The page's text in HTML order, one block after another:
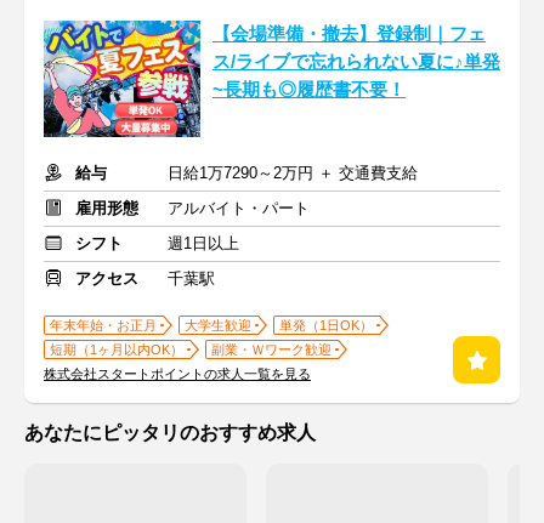
【会場準備・撤去】登録制｜フェ
ス/ライブで忘れられない夏に♪単発
~長期も◎履歴書不要！
給与
日給1万7290～2万円 ＋ 交通費支給
雇用形態
アルバイト・パート
シフト
週1日以上
アクセス
千葉駅
年末年始・お正月 大学生歓迎
単発（1日OK）
短期（1ヶ月以内OK）
副業・Ｗワーク歓迎
株式会社スタートポイントの求人一覧を見る
あなたにピッタリのおすすめ求人